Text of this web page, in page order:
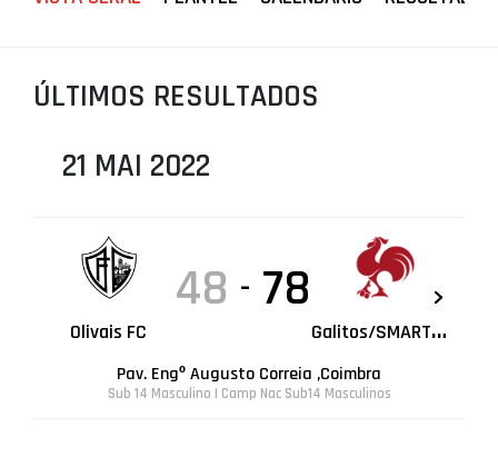
LIGA BETCLIC MASCULINA
LIGA BETCLIC FEMININA
ÚLTIMOS RESULTADOS
21 MAI 2022
Olivais FC
48 - 78
G
alitos/SMARTTHINK
Pav. Engº Augusto Correia ,Coimbra
Sub 14 Masculino | Camp Nac Sub14 Masculinos